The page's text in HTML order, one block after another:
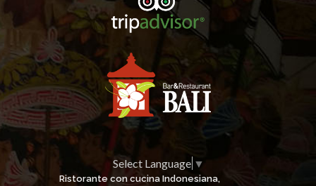
Select Language ▼
Ristorante con cucina Indonesiana,